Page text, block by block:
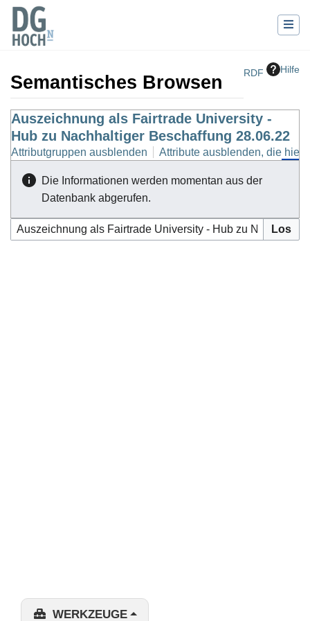
RDF Hilfe
Semantisches Browsen
Wechseln zu:Navigation ,Suche
Auszeichnung als Fairtrade University -
Hub zu Nachhaltiger Beschaffung 28.06.22
Attributgruppen ausblenden Attribute ausblenden, die
Die Informationen werden momentan aus der
Datenbank abgerufen.
WERKZEUGE